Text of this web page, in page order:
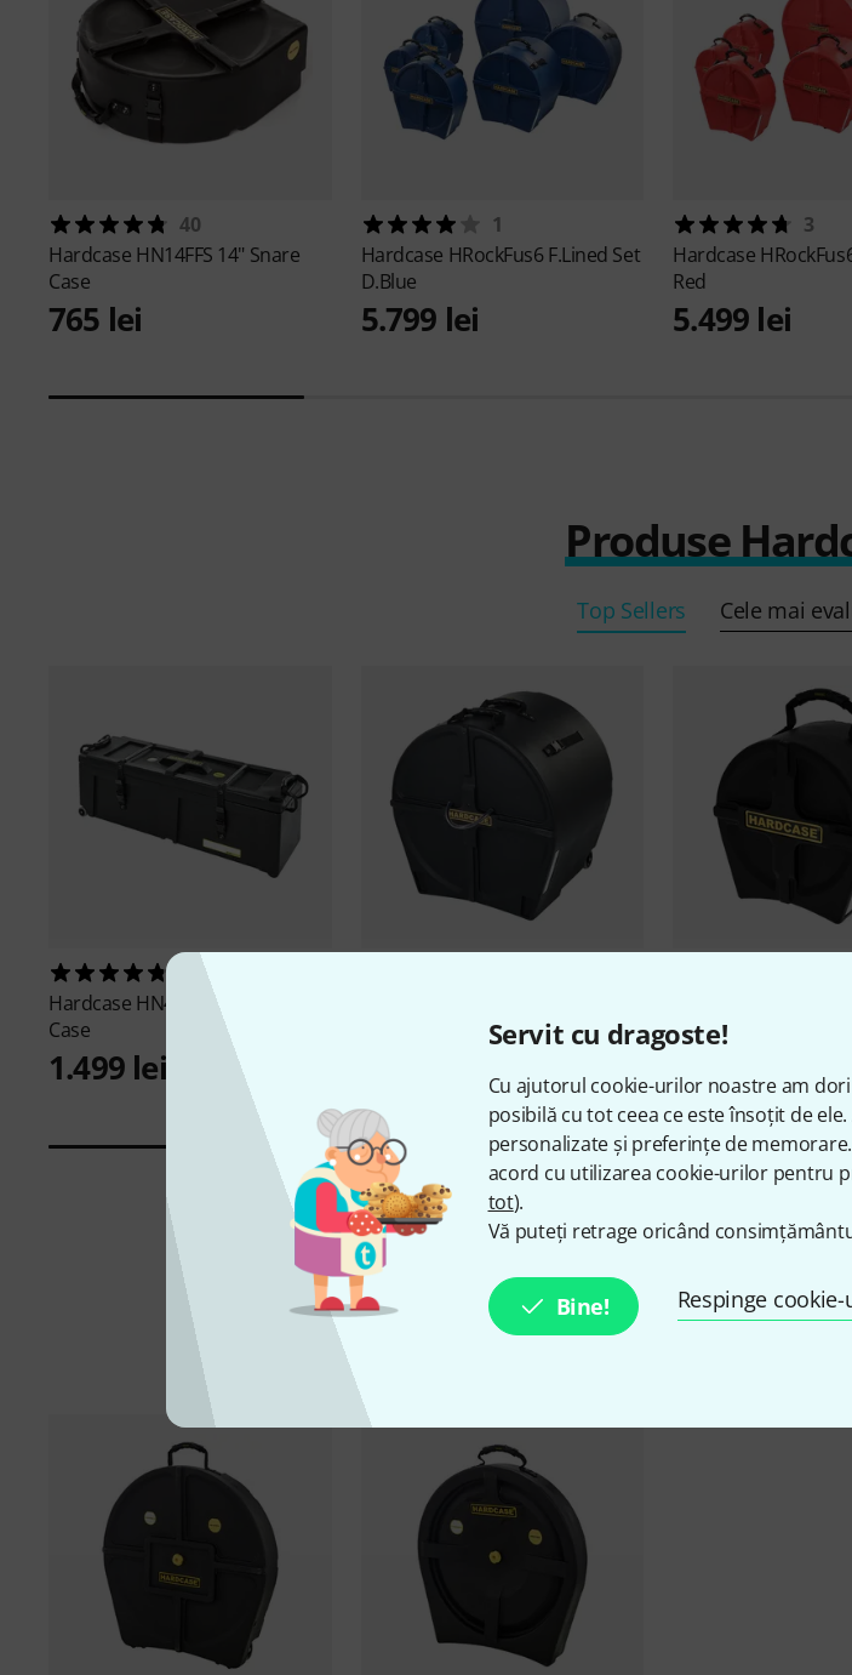
Servit cu dragoste!
Cu ajutorul cookie-urilor noastre am
posibilă cu tot ceea ce este însoțit de
personalizate și preferințe de
acord cu utilizarea cookie-urilor pentru
tot).
Vă puteți retrage oricând
Bine! Respinge
40
Hardcase HN14FFS 14" Snare
Case
765 lei
1
Hardcase HRockFus6 F.Lined Set
D.Blue
5.799 lei
3
Hardcase
Red
5.499 lei
Produse
Top Sellers Cele mai
Hardcase HN40W Hardware
Case
1.499 lei
589 lei